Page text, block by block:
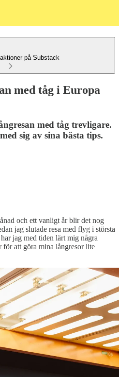
på Substack
med tåg i Europa
med tåg trevligare.
sig av sina bästa tips.
och ett vanligt år blir det nog
jag slutade resa med flyg i största
jag med tiden lärt mig några
för att göra mina långresor lite